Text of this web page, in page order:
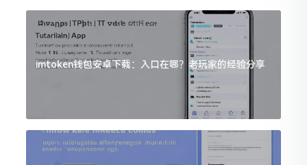
imtoken钱包安卓下载：入口在哪？老玩家的经验分享